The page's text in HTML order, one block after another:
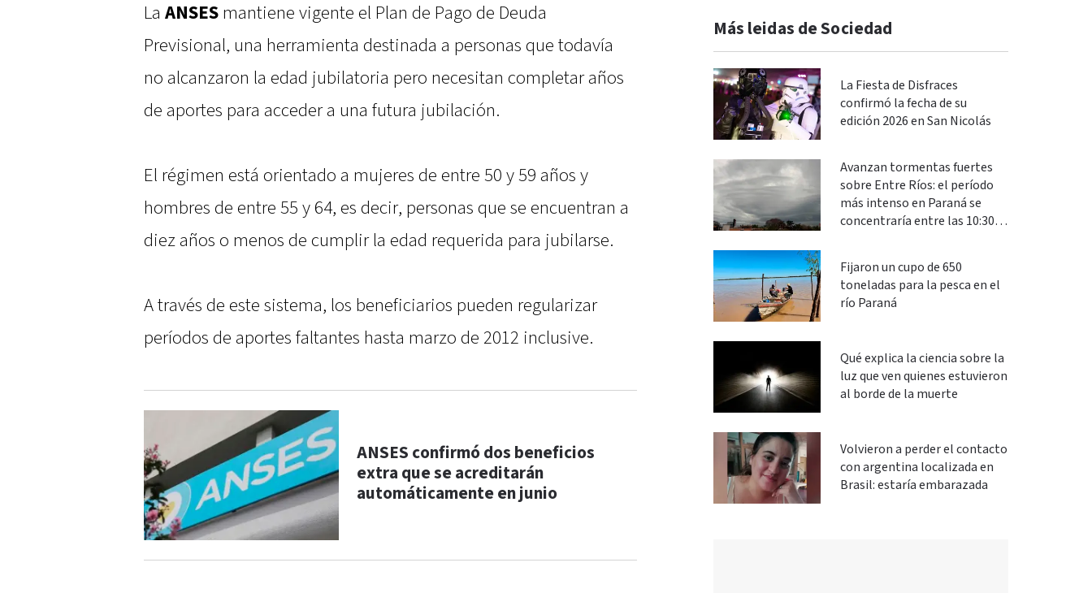
La ANSES mantiene vigente el Plan de Pago de Deuda
Previsional, una herramienta destinada a personas que todavía
no alcanzaron la edad jubilatoria pero necesitan completar años
de aportes para acceder a una futura jubilación.
El régimen está orientado a mujeres de entre 50 y 59 años y
hombres de entre 55 y 64, es decir, personas que se encuentran a
diez años o menos de cumplir la edad requerida para jubilarse.
A través de este sistema, los beneficiarios pueden regularizar
períodos de aportes faltantes hasta marzo de 2012 inclusive.
ANSES confirmó dos beneficios
extra que se acreditarán
automáticamente en junio
Más leidas de Sociedad
La Fiesta de Disfraces
confirmó la fecha de su
edición 2026 en San Nicolás
Avanzan tormentas fuertes
sobre Entre Ríos: el período
más intenso en Paraná se
concentraría entre las 10:30 y
Fijaron un cupo de 650
toneladas para la pesca en el
río Paraná
Qué explica la ciencia sobre la
luz que ven quienes estuvieron
al borde de la muerte
Volvieron a perder el contacto
con argentina localizada en
Brasil: estaría embarazada